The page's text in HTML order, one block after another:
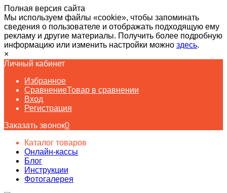
Полная версия сайта
Мы используем файлы «cookie», чтобы запоминать
сведения о пользователе и отображать подходящую ему
рекламу и другие материалы. Получить более подробную
информацию или изменить настройки можно здесь.
×
Личный кабинет
Избранное
СравнениеТовар в сравнении
Вход
Регистрация
Заказать звонок0
Каталог товаров
Онлайн-кассы
Блог
Инструкции
Фотогалерея